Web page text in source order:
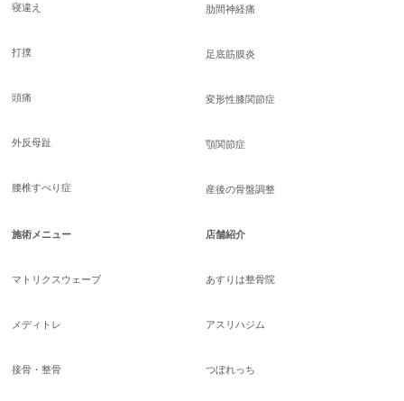
寝違え
打撲
頭痛
外反母趾
腰椎すべり症
肋間神経痛
足底筋膜炎
変形性膝関節症
顎関節症
産後の骨盤調整
施術メニュー
マトリクスウェーブ
メディトレ
接骨・整骨
店舗紹介
あすりは整骨院
アスリハジム
つぼれっち